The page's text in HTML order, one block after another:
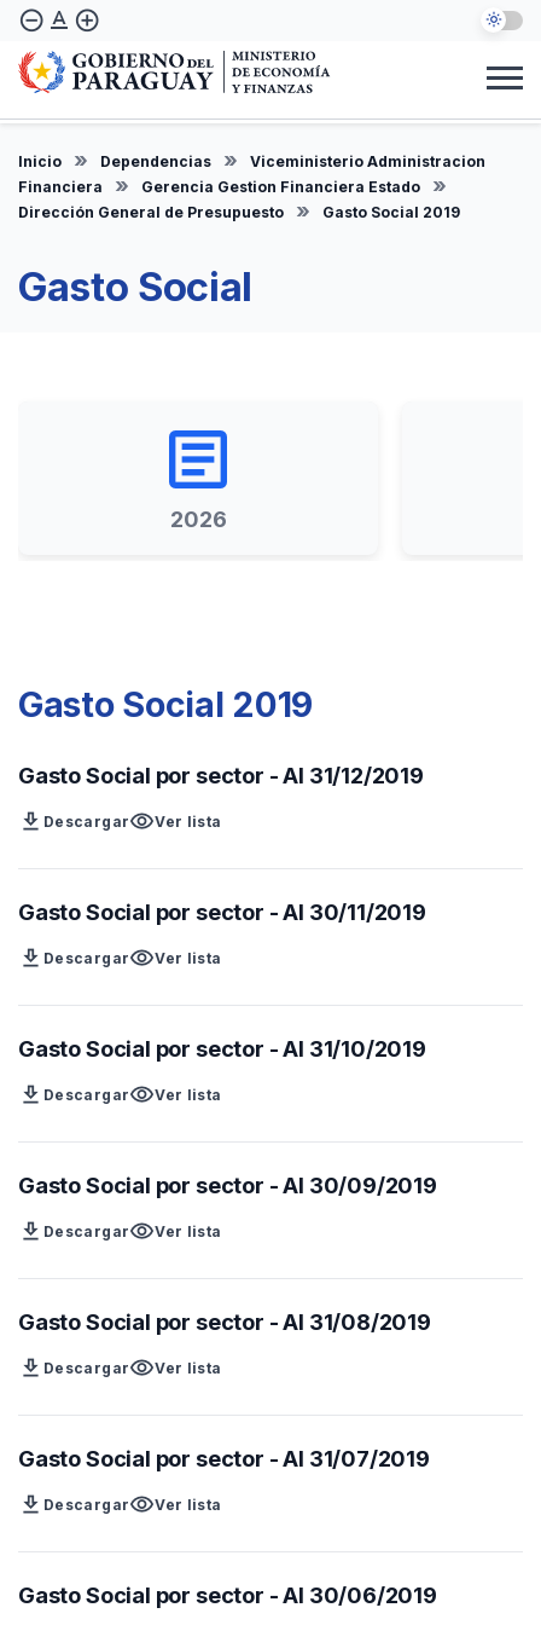
Pasar
contenido
principal
remove_circle_outline text_format add_circle_outline
Inicio Dependencias
Viceministerio Administracion
Financiera
Gerencia Gestion Financiera Estado
Dirección General de Presupuesto
Gasto Social 2019
Gasto Social
article
2026
Gasto Social 2019
Gasto Social por sector - Al 31/12/2019
download DescargarvisibilityVer lista
Gasto Social por sector - Al 30/11/2019
download DescargarvisibilityVer lista
Gasto Social por sector - Al 31/10/2019
download DescargarvisibilityVer lista
Gasto Social por sector - Al 30/09/2019
download DescargarvisibilityVer lista
Gasto Social por sector - Al 31/08/2019
download DescargarvisibilityVer lista
Gasto Social por sector - Al 31/07/2019
download DescargarvisibilityVer lista
Gasto Social por sector - Al 30/06/2019